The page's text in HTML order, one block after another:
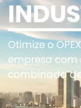
Otimize o
empresa com
combinada